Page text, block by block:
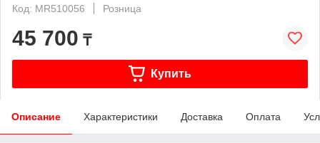
Код: MR510056
Розница
45 700 ₸
Купить
Описание Характеристики Доставка Оплата